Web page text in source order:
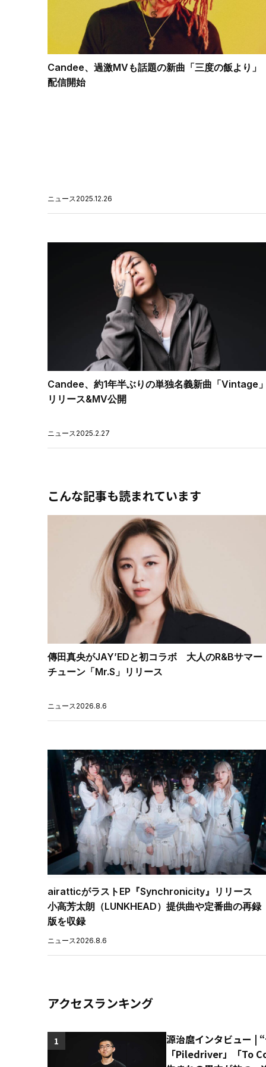
Candee、過激MVも話題の新曲「三度の飯より」
配信開始
ニュース2025.12.26
Candee、約1年半ぶりの単独名義新曲「Vintage
リリース&MV公開
ニュース2025.2.27
こんな記事も読まれています
傳田真央がJAY’EDと初コラボ 大人のR&Bサマー
チューン「Mr.S」リリース
ニュース2026.8.6
airatticがラストEP『Synchronicity』リリース
小高芳太朗（LUNKHEAD）提供曲や定番曲の再録
版を収録
ニュース2026.8.6
アクセスランキング
源治麿インタビュー |
「Piledriver」「To
1